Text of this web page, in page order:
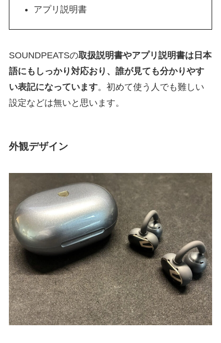
アプリ説明書
SOUNDPEATSの取扱説明書やアプリ説明書は日本
語にもしっかり対応おり、誰が見ても分かりやす
い表記になっています。初めて使う人でも難しい
設定などは無いと思います。
外観デザイン